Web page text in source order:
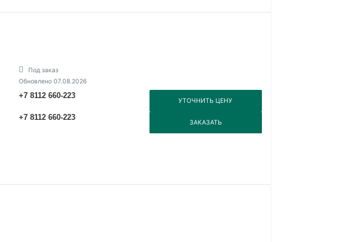
Под заказ
Обновлено 07.08.2026
+7 8112 660-223
УТОЧНИТЬ ЦЕНУ
+7 8112 660-223
ЗАКАЗАТЬ